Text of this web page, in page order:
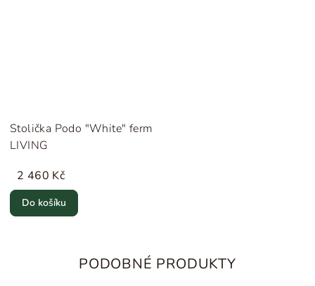
Stolička Podo "White" ferm
LIVING
2 460 Kč
Do košíku
PODOBNÉ PRODUKTY